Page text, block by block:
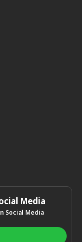
Media
Social Media